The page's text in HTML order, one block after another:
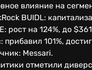
влияние на
BUIDL:
рост на 124%, до
прибавил 101%,
Messari.
отметили